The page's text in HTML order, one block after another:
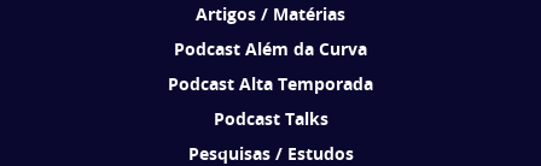
Artigos / Matérias
Podcast Além da Curva
Podcast Alta Temporada
Podcast Talks
Pesquisas / Estudos